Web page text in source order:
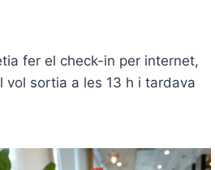
fer el check-in per internet,
vol sortia a les 13 h i tardava